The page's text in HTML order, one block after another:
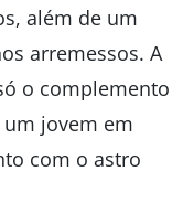
além de um
arremessos. A
o complemento
jovem em
com o astro